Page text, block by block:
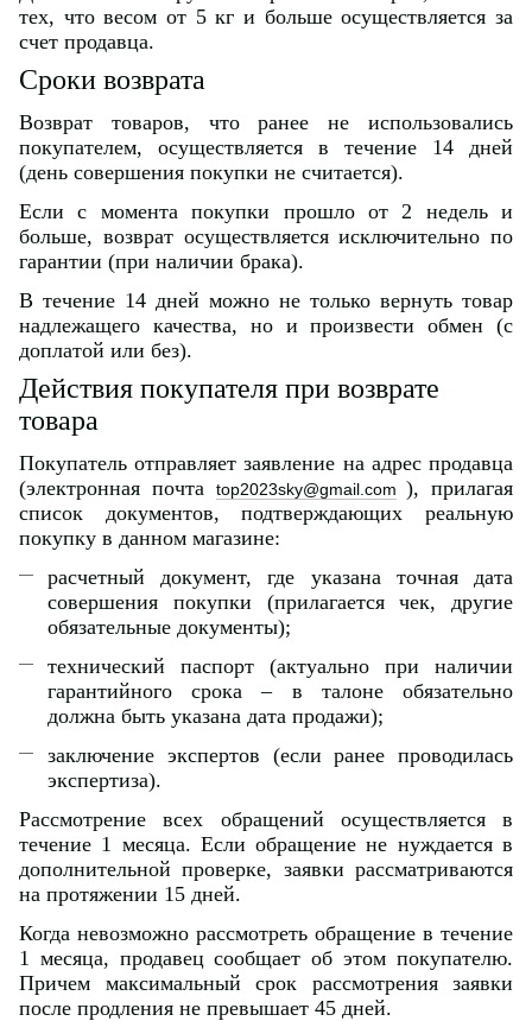
тех, что весом от 5 кг и больше осуществляется за
счет продавца.
Сроки возврата
Возврат товаров, что ранее не использовались
покупателем, осуществляется в течение 14 дней
(день совершения покупки не считается).
Если с момента покупки прошло от 2 недель и
больше, возврат осуществляется исключительно по
гарантии (при наличии брака).
В течение 14 дней можно не только вернуть товар
надлежащего качества, но и произвести обмен (с
доплатой или без).
Действия покупателя при возврате
товара
Покупатель отправляет заявление на адрес продавца
(электронная почта
top2023sky@gmail.com ), прилагая
список документов, подтверждающих реальную
покупку в данном магазине:
расчетный документ, где указана точная дата
совершения покупки (прилагается чек, другие
обязательные документы);
технический паспорт (актуально при наличии
гарантийного срока – в талоне обязательно
должна быть указана дата продажи);
заключение экспертов (если ранее проводилась
экспертиза).
Рассмотрение всех обращений осуществляется в
течение 1 месяца. Если обращение не нуждается в
дополнительной проверке, заявки рассматриваются
на протяжении 15 дней.
Когда невозможно рассмотреть обращение в течение
1 месяца, продавец сообщает об этом покупателю.
Причем максимальный срок рассмотрения заявки
после продления не превышает 45 дней.